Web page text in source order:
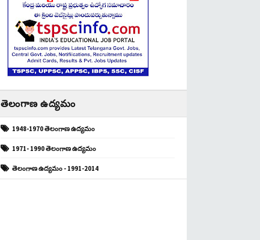
తెలంగాణ ఉద్యమం
1948-1970 తెలంగాణ ఉద్యమం
1971- 1990 తెలంగాణ ఉద్యమం
తెలంగాణ ఉద్యమం - 1991-2014